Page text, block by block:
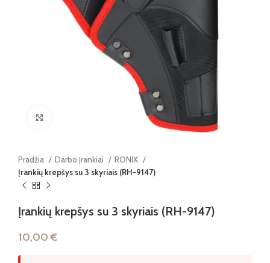
Paspauskite, kad padidintumėte
Pradžia Darbo įrankiai
RONIX
Įrankių krepšys su 3 skyriais (RH-9147)
Įrankių krepšys su 3 skyriais (RH-9147)
10,00€